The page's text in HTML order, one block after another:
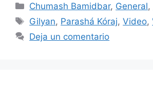
Chumash Bamidbar, General,
Gilyan, Parashá Kóraj,Video,
Deja un comentario